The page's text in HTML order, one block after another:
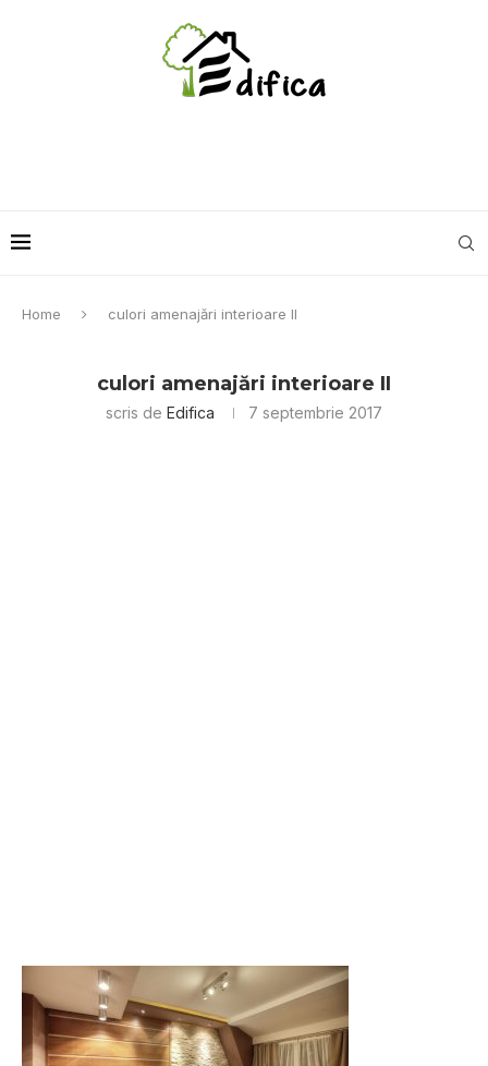
Home culori amenajări interioare II
culori amenajări interioare II
scris de Edifica 7 septembrie 2017